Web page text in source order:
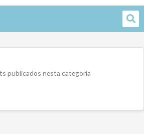
publicados nesta categoria